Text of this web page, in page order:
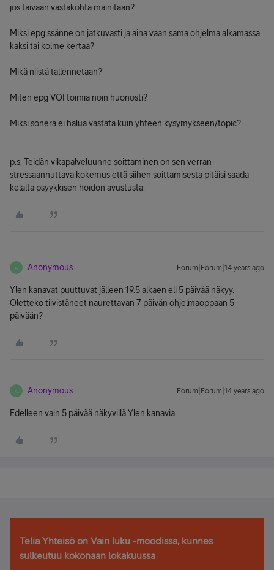
jos taivaan vastakohta mainitaan?
Miksi epg:ssänne on jatkuvasti ja aina vaan sama ohjelma alkamassa
kaksi tai kolme kertaa?
Mikä niistä tallennetaan?
Miten epg VOI toimia noin huonosti?
Miksi sonera ei halua vastata kuin yhteen kysymykseen/topic?
p.s. Teidän vikapalveluunne soittaminen on sen verran
stressaannuttava kokemus että siihen soittamisesta pitäisi saada
kelalta psyykkisen hoidon avustusta.
A Anonymous Forum|Forum|14 years ago
Ylen kanavat puuttuvat jälleen 19.5 alkaen eli 5 päivää näkyy.
Oletteko tiivistäneet naurettavan 7 päivän ohjelmaoppaan 5
päivään?
A Anonymous Forum|Forum|14 years ago
Edelleen vain 5 päivää näkyvillä Ylen kanavia.
Telia Yhteisö on Vain luku -moodissa, kunnes
sulkeutuu kokonaan lokakuussa